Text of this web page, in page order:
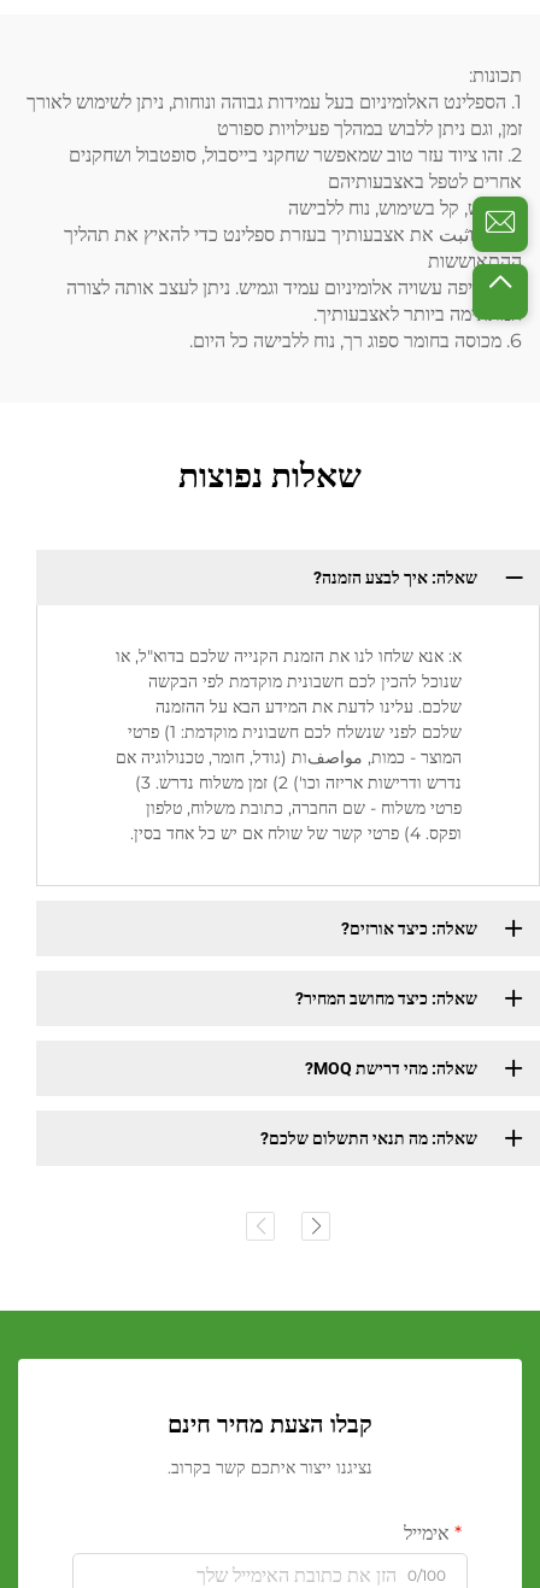
תכונות:
1. הספלינט האלומיניום בעל עמידות גבוהה ונוחות, ניתן לשימוש לאורך
זמן, וגם ניתן ללבוש במהלך פעילויות ספורט
2. זהו ציוד עזר טוב שמאפשר שחקני בייסבול, סופטבול ושחקנים
אחרים לטפל באצבעותיהם
3. גמיש, קל בשימוש, נוח ללבישה
4. הגן וثبت את אצבעותיך בעזרת ספלינט כדי להאיץ את תהליך
ההתאוששות
5. הקליפה עשויה אלומיניום עמיד וגמיש. ניתן לעצב אותה לצורה
המתאימה ביותר לאצבעותיך.
6. מכוסה בחומר ספוג רך, נוח ללבישה כל היום.
שאלות נפוצות
שאלה: איך לבצע הזמנה?
א: אנא שלחו לנו את הזמנת הקנייה שלכם בדוא"ל, או
שנוכל להכין לכם חשבונית מוקדמת לפי הבקשה
שלכם. עלינו לדעת את המידע הבא על ההזמנה
שלכם לפני שנשלח לכם חשבונית מוקדמת: 1) פרטי
המוצר - כמות, مواصفות (גודל, חומר, טכנולוגיה אם
נדרש ודרישות אריזה וכו') 2) זמן משלוח נדרש. 3)
פרטי משלוח - שם החברה, כתובת משלוח, טלפון
ופקס. 4) פרטי קשר של שולח אם יש כל אחד בסין.
שאלה: כיצד אורזים?
שאלה: כיצד מחושב המחיר?
שאלה: מהי דרישת MOQ?
שאלה: מה תנאי התשלום שלכם?
קבלו הצעת מחיר חינם
נציגנו ייצור איתכם קשר בקרוב.
אימייל
0/100